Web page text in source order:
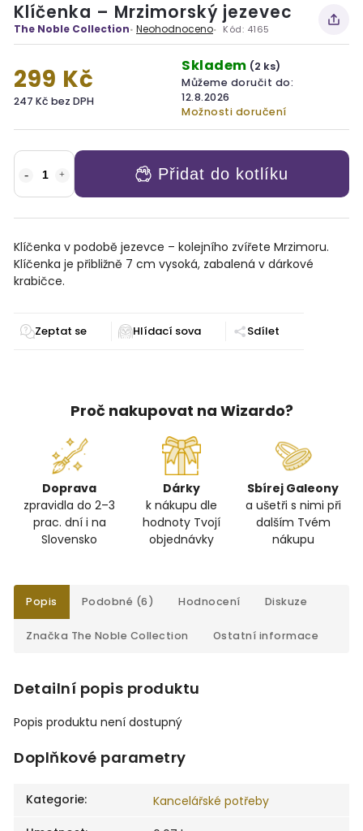
Klíčenka – Mrzimorský jezevec
The Noble Collection Neohodnoceno Kód: 4165
299 Kč
247 Kč bez DPH
Skladem (2 ks)
Můžeme doručit do:
12.8.2026
Možnosti doručení
Přidat do kotlíku
Klíčenka v podobě jezevce – kolejního zvířete Mrzimoru.
Klíčenka je přibližně 7 cm vysoká, zabalená v dárkové
krabičce.
Zeptat se Sdílet
Proč nakupovat na Wizardo?
Doprava
zpravidla do 2–3
prac. dní i na
Slovensko
Dárky
k nákupu dle
hodnoty Tvojí
objednávky
Sbírej Galeony
a ušetři s nimi při
dalším Tvém
nákupu
Popis Podobné (6) Hodnocení Diskuze
Značka The Noble Collection Ostatní informace
Detailní popis produktu
Popis produktu není dostupný
Doplňkové parametry
Kategorie:
Kancelářské potřeby